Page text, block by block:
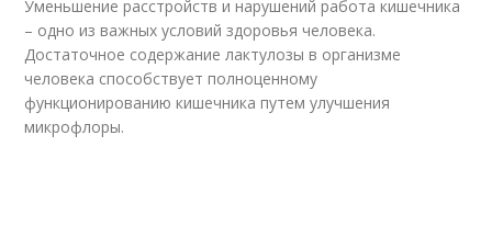
Уменьшение расстройств и нарушений работа кишечника
– одно из важных условий здоровья человека.
Достаточное содержание лактулозы в организме
человека способствует полноценному
функционированию кишечника путем улучшения
микрофлоры.